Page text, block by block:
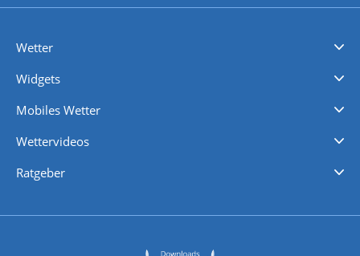
Wetter
Widgets
Mobiles Wetter
Wettervideos
Ratgeber